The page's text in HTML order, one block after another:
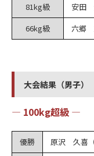
81kg級
安田
66kg級
六郷
大会結果（男子）
― 100kg超級 ―
優勝
原沢 久喜（